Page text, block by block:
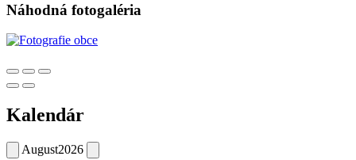
Náhodná fotogaléria
Kalendár
August2026